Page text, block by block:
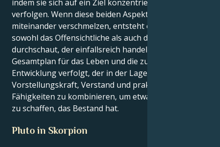
indem sie sich auf ein Ziel konzentrieren und dieses
verfolgen. Wenn diese beiden Aspekte des Selbst
miteinander verschmelzen, entsteht ein Denker, der
sowohl das Offensichtliche als auch das Obskure
durchschaut, der einfallsreich handelt und einen
Gesamtplan für das Leben und die zukünftige
Entwicklung verfolgt, der in der Lage ist,
Vorstellungskraft, Verstand und praktische
Fähigkeiten zu kombinieren, um etwas Bedeutendes
zu schaffen, das Bestand hat.
Pluto in Skorpion